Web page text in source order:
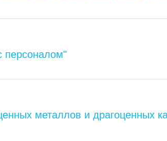
персоналом"
металлов и драгоценных